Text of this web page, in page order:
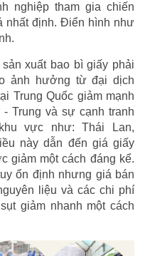
nghiệp tham gia chiến
nhất định. Điển hình như
xuất bao bì giấy phải
ảnh hưởng từ đại dịch
Trung Quốc giảm mạnh
Trung và sự cạnh tranh
vực như: Thái Lan,
này dẫn đến giá giấy
giảm một cách đáng kể.
ổn định nhưng giá bán
liệu và các chi phí
giảm nhanh một cách